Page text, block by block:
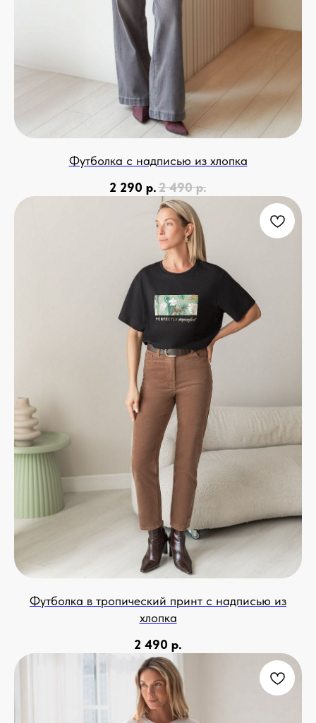
Футболка с надписью из хлопка
2 290 р.2 490 р.
Футболка в тропический принт с надписью из
хлопка
2 490 р.